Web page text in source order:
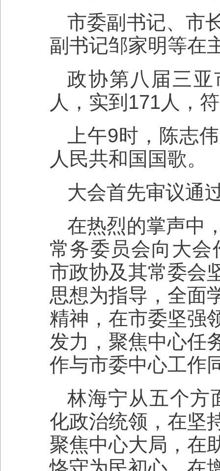
市委副书记、市
副书记邹家明等在
政协第八届三
人，实到171人，
上午9时，陈志
人民共和国国歌。
大会首先审议通
在热烈的掌声中
常务委员会向大会
市政协及其常委会
思想为指导，全面
精神，在市委坚强
发力，聚焦中心任
作与市委中心工作
林海宁从五个方
化政治统领，在坚
聚焦中心大局，在